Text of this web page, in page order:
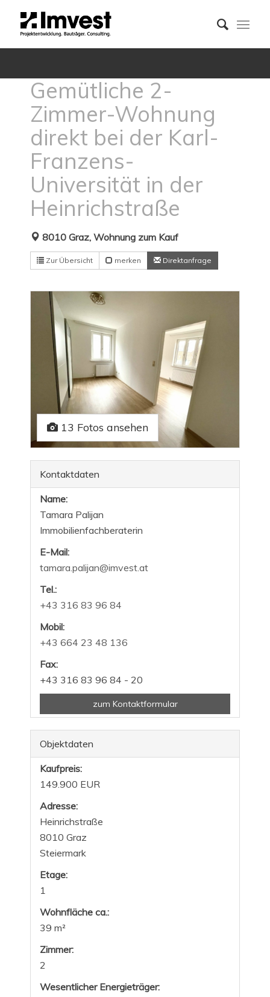
Gemütliche 2-
Zimmer-Wohnung
direkt bei der Karl-
Franzens-
Universität in der
Heinrichstraße
8010 Graz, Wohnung zum Kauf
Zur Übersicht merken Direktanfrage
13 Fotos ansehen
Kontaktdaten
Name:
Tamara Palijan
Immobilienfachberaterin
E-Mail:
tamara.palijan@imvest.at
Tel.:
+43 316 83 96 84
Mobil:
+43 664 23 48 136
Fax:
+43 316 83 96 84 - 20
zum Kontaktformular
Objektdaten
Kaufpreis:
149.900 EUR
Adresse:
Heinrichstraße
8010 Graz
Steiermark
Etage:
1
Wohnfläche ca.:
39 m²
Zimmer:
2
Wesentlicher Energieträger: